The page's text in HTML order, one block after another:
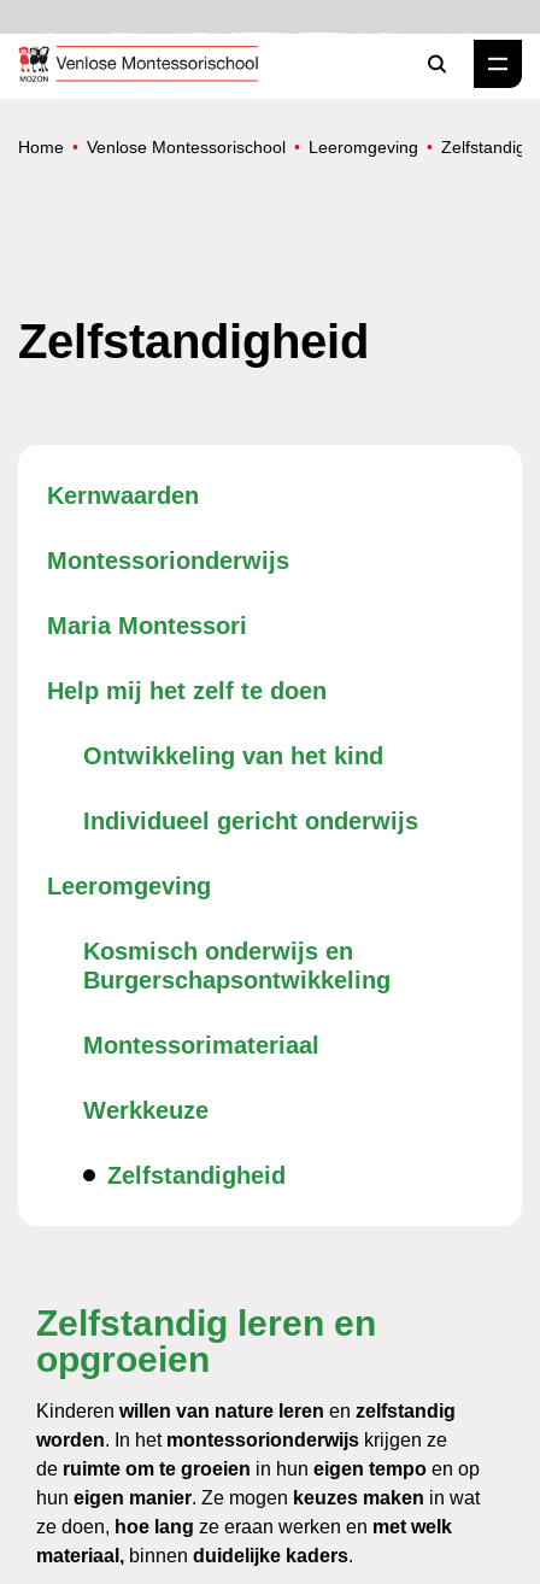
Zoeken
Home Venlose Montessorischool Leeromgeving
Zelfstandigheid
Kernwaarden
Montessorionderwijs
Maria Montessori
Help mij het zelf te doen
Ontwikkeling van het kind
Individueel gericht onderwijs
Leeromgeving
Kosmisch onderwijs en
Burgerschapsontwikkeling
Montessorimateriaal
Werkkeuze
Zelfstandigheid
Zelfstandig leren en
opgroeien
Kinderen willen van nature leren en zelfstandig
worden. In het montessorionderwijs krijgen ze
de ruimte om te groeien in hun eigen tempo en op
hun eigen manier. Ze mogen keuzes maken in wat
ze doen, hoe lang ze eraan werken en met welk
materiaal, binnen duidelijke kaders.